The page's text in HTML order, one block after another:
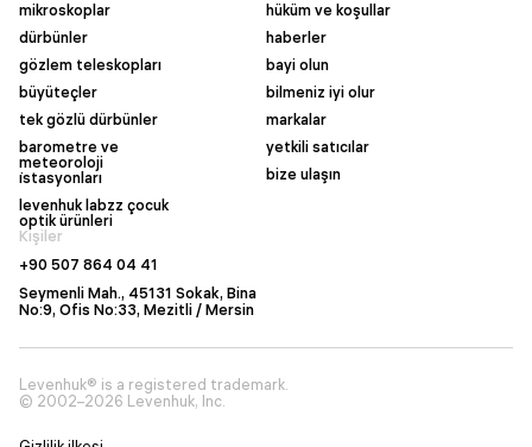
mikroskoplar
dürbünler
gözlem teleskopları
büyüteçler
tek gözlü dürbünler
barometre ve
meteoroloji
i̇stasyonları
levenhuk labzz çocuk
optik ürünleri
hüküm ve koşullar
haberler
bayi olun
bilmeniz iyi olur
markalar
yetkili satıcılar
bize ulaşın
Kişiler
+90 507 864 04 41
Seymenli Mah., 45131 Sokak, Bina
No:9, Ofis No:33, Mezitli / Mersin
Levenhuk® is a registered trademark.
© 2002–2026 Levenhuk, Inc.